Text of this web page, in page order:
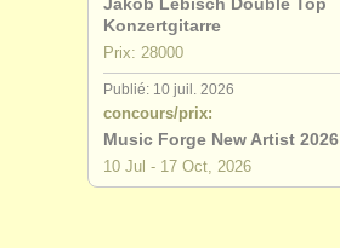
éditeurs:
ajouter votre annonce
Konzertgitarre
Prix: 28000
Publié: 10 juil. 2026
concours/prix:
Music Forge New Artist 2026
10 Jul - 17 Oct, 2026